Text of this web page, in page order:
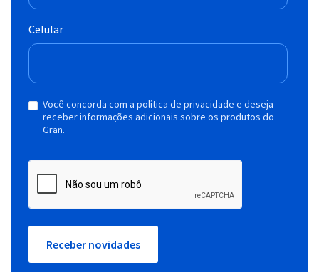
Celular
Você concorda com a política de privacidade e deseja
receber informações adicionais sobre os produtos do
Gran.
Receber novidades